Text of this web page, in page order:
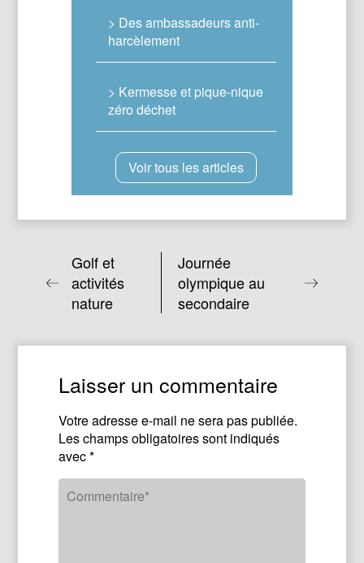
> Des ambassadeurs anti-
harcèlement
> Kermesse et pique-nique
zéro déchet
Voir tous les articles
Golf et
activités
nature
Journée
olympique au
secondaire
Laisser un commentaire
Votre adresse e-mail ne sera pas publiée.
Les champs obligatoires sont indiqués
avec*